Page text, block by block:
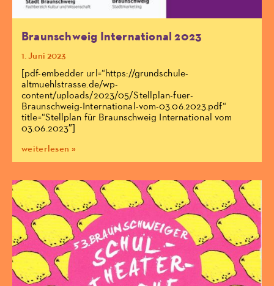
Braunschweig International 2023
1. Juni 2023
[pdf-embedder url=“https://grundschule-
altmuehlstrasse.de/wp-
content/uploads/2023/05/Stellplan-fuer-
Braunschweig-International-vom-03.06.2023.pdf“
title=“Stellplan für Braunschweig International vom
03.06.2023″]
weiterlesen »